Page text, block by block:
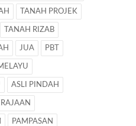
TANAH PROJEK
TANAH RIZAB
JUA PBT
ASLI PINDAH
PAMPASAN